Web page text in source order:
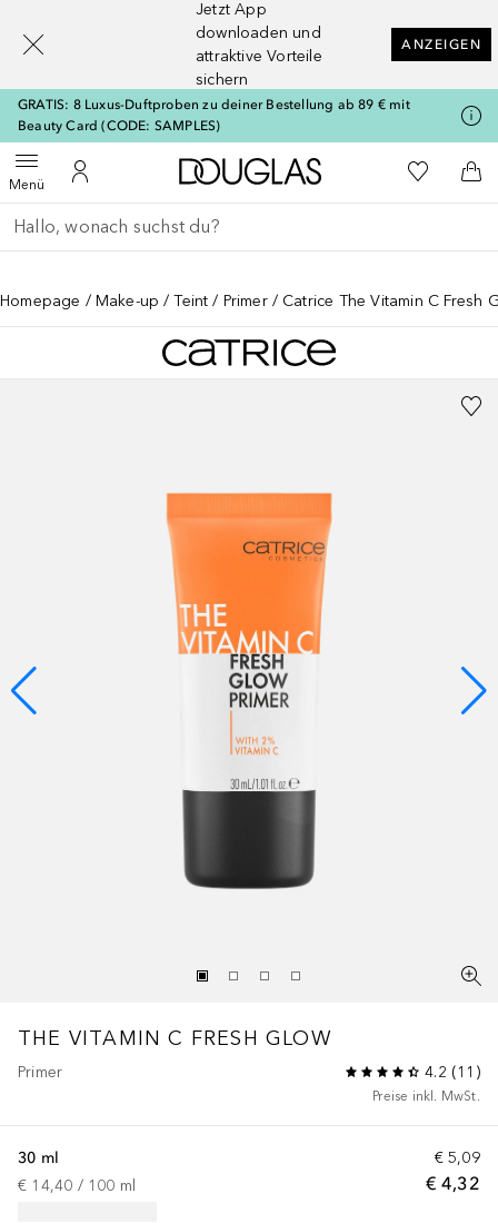
Jetzt App
downloaden und
attraktive Vorteile
sichern
ANZEIGEN
GRATIS: 8 Luxus-Duftproben zu deiner Bestellung ab 89 € mit
Beauty Card (CODE: SAMPLES)
MenüMenü öffnenZu Meinem Kundenkonto
Zur Douglas Startseite
Zu Meiner
Gehe zurück
Suche ausführen
Homepage Make-up Teint Primer Catrice The Vitamin C Fresh
THE VITAMIN C FRESH GLOW
Primer 4.2 (11 )
Preise inkl. MwSt.
€ 5,09
€ 4,32
30 ml
€ 14,40 / 100 ml
[navigation.slideout.screenreader]